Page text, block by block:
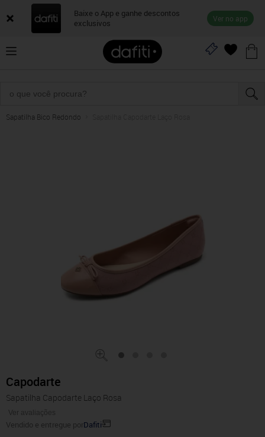
Baixe o App e ganhe descontos
exclusivos
Ver no app
Sapatilha Bico Redondo
Capodarte
Sapatilha Capodarte Laço Rosa
Ver avaliações
Vendido e entregue porDafiti